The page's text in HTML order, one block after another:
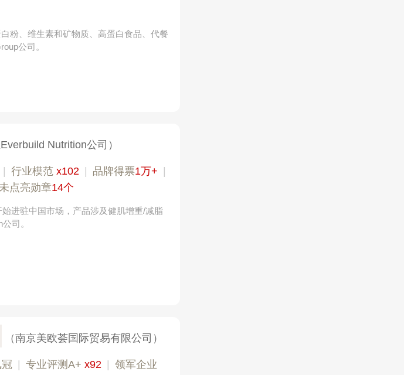
粉、维生素和矿物质、高蛋白食品、代餐
公司。
Nutrition公司）
行业模范 x102 品牌得票1万+
点亮勋章14个
进驻中国市场，产品涉及健肌增重/减脂
司。
（南京美欧荟国际贸易有限公司）
专业评测A+ x92
领军企业